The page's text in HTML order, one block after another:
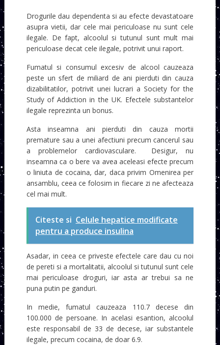
Drogurile dau dependenta si au efecte devastatoare
asupra vietii, dar cele mai periculoase nu sunt cele
ilegale. De fapt, alcoolul si tutunul sunt mult mai
periculoase decat cele ilegale, potrivit unui raport.
Fumatul si consumul excesiv de alcool cauzeaza
peste un sfert de miliard de ani pierduti din cauza
dizabilitatilor, potrivit unei lucrari a Society for the
Study of Addiction in the UK. Efectele substantelor
ilegale reprezinta un bonus.
Asta inseamna ani pierduti din cauza mortii
premature sau a unei afectiuni precum cancerul sau
a problemelor cardiovasculare. Desigur, nu
inseamna ca o bere va avea aceleasi efecte precum
o liniuta de cocaina, dar, daca privim Omenirea per
ansamblu, ceea ce folosim in fiecare zi ne afecteaza
cel mai mult.
Citeste si Celule hepatice modificate
pentru a produce insulina
Asadar, in ceea ce priveste efectele care dau cu noi
de pereti si a mortalitatii, alcoolul si tutunul sunt cele
mai periculoase droguri, iar asta ar trebui sa ne
puna putin pe ganduri.
In medie, fumatul cauzeaza 110.7 decese din
100.000 de persoane. In acelasi esantion, alcoolul
este responsabil de 33 de decese, iar substantele
ilegale, precum cocaina, de doar 6.9.